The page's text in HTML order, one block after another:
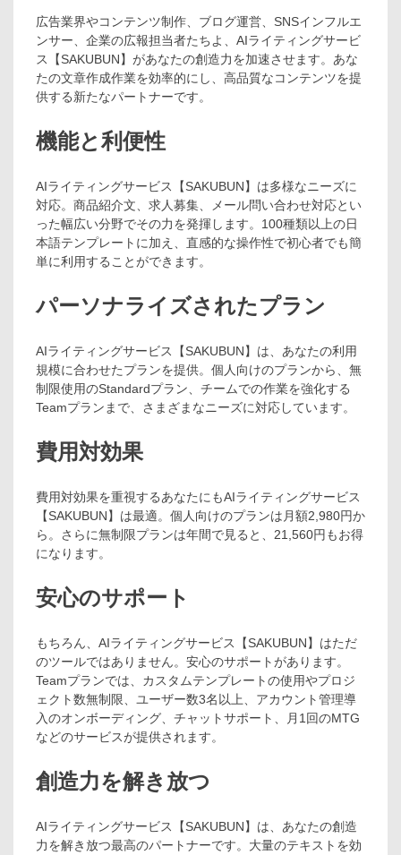
広告業界やコンテンツ制作、ブログ運営、SNSインフルエ
ンサー、企業の広報担当者たちよ、AIライティングサービ
ス【SAKUBUN】があなたの創造力を加速させます。あな
たの文章作成作業を効率的にし、高品質なコンテンツを提
供する新たなパートナーです。
機能と利便性
AIライティングサービス【SAKUBUN】は多様なニーズに
対応。商品紹介文、求人募集、メール問い合わせ対応とい
った幅広い分野でその力を発揮します。100種類以上の日
本語テンプレートに加え、直感的な操作性で初心者でも簡
単に利用することができます。
パーソナライズされたプラン
AIライティングサービス【SAKUBUN】は、あなたの利用
規模に合わせたプランを提供。個人向けのプランから、無
制限使用のStandardプラン、チームでの作業を強化する
Teamプランまで、さまざまなニーズに対応しています。
費用対効果
費用対効果を重視するあなたにもAIライティングサービス
【SAKUBUN】は最適。個人向けのプランは月額2,980円か
ら。さらに無制限プランは年間で見ると、21,560円もお得
になります。
安心のサポート
もちろん、AIライティングサービス【SAKUBUN】はただ
のツールではありません。安心のサポートがあります。
Teamプランでは、カスタムテンプレートの使用やプロジ
ェクト数無制限、ユーザー数3名以上、アカウント管理導
入のオンボーディング、チャットサポート、月1回のMTG
などのサービスが提供されます。
創造力を解き放つ
AIライティングサービス【SAKUBUN】は、あなたの創造
力を解き放つ最高のパートナーです。大量のテキストを効